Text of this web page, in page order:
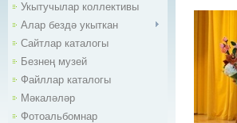
Укытучылар коллективы
Алар бездә укыткан
Сайтлар каталогы
Безнең музей
Файллар каталогы
Мәкаләләр
Фотоальбомнар